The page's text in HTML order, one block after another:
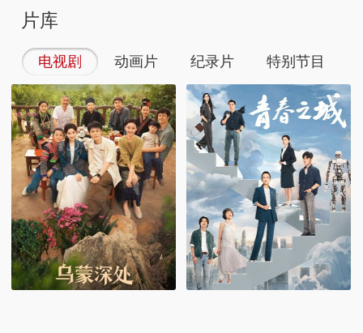
片库
电视剧 动画片 纪录片 特别节目